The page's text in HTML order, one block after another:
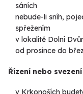
sáních
nebude-li sníh,
spřežením
v lokalitě Dolní
od prosince do
Řízení nebo svezení
v Krkonoších